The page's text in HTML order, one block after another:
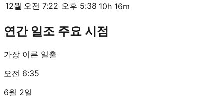
12월 오전 7:22 오후 5:38 10h 16m
연간 일조 주요 시점
가장 이른 일출
오전 6:35
6월 2일